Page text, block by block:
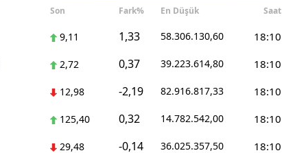
Diyarbakır
Edirne
Son Fark% En Düşük Saat
9,11 1,33 58.306.130,60 18:10
2,72 0,37 39.223.614,80 18:10
12,98 -2,19 82.916.817,33 18:10
125,40 0,32 14.782.542,00 18:10
29,48 -0,14 36.025.357,50 18:10